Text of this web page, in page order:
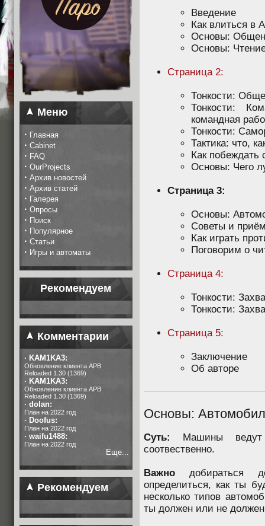
Меню
· Главная
· Cabinet
· FAQ
· OurProjects
· Архив новостей
· Архив статей
· Галерея
· Опросы
· Поиск
· Популярное
· Статьи
· Игры и автоматы
Рекомендуем
Комментарии
· KAM1KA3:
Обновление клиента APB
Reloaded 1.30 (1369)
· KAM1KA3:
Обновление клиента APB
Reloaded 1.30 (1369)
· dolan:
План на 2022 год
· Doofus:
План на 2022 год
· waifu1488:
План на 2022 год
Еще...
Рекомендуем
Введение
Как влиться в
Основы:
Основы:
Страница 2:
Тонкости:
Тонкости:
командная
Тонкости:
Тактика: что,
Как побеждать
Основы: Чего
Страница 3:
Основы:
Советы и
Как играть
Поговорим о
Страница 4:
Тонкости:
Тонкости:
Страница 5:
Заключение
Об авторе
Основы:
Суть:
Машины ведут
соотвественно.
Важно добираться
определиться, как ты
несколько типов
ты должен или не должен